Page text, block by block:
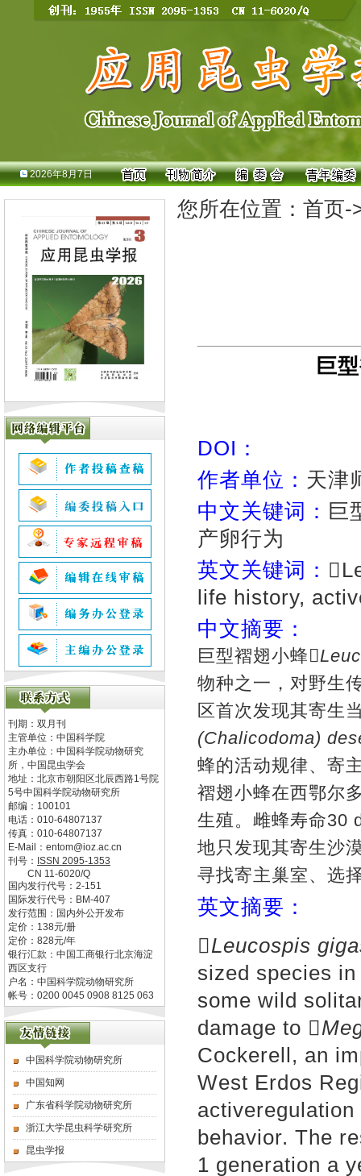
2026年8月7日
刊期：双月刊
主管单位： 中国科学院
主办单位： 中国科学院动物研究
所，中国昆虫学会
地址： 北京市朝阳区北辰西路1号院
5号中国科学院动物研究所
邮编： 100101
电话： 010-64807137
传真： 010-64807137
E-Mail： entom@ioz.ac.cn
刊号： ISSN 2095-1353
CN 11-6020/Q
国内发行代号： 2-151
国际发行代号： BM-407
发行范围：国内外公开发布
定价： 138元/册
定价： 828元/年
银行汇款：中国工商银行北京海淀
西区支行
户名：中国科学院动物研究所
帐号：0200 0045 0908 8125 063
中国科学院动物研究所
中国知网
广东省科学院动物研究所
浙江大学昆虫科学研究所
昆虫学报
您所在位置： 首页-
巨
DOI：
作者单位： 天津
中文关键词： 巨
产卵行为
英文关键词：
life history,
中文摘要：
巨型褶翅小蜂
物种之一，对野生
区首次发现其寄生
(Chalicodoma)
蜂的活动规律、寄
褶翅小蜂在西鄂尔
生殖。雌蜂寿命30
地只发现其寄生沙
寻找寄主巢室、选
英文摘要：
Leucospis
sized species in
some wild
damage to 
Cockerell, an
West Erdos
active
behavior. The
1 generation a